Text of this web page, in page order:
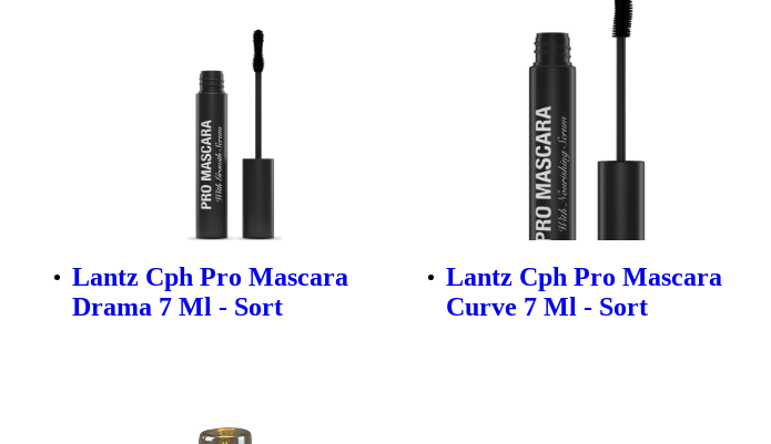
Lantz Cph Pro Mascara
Drama 7 Ml - Sort
Lantz Cph Pro Mascara
Curve 7 Ml - Sort